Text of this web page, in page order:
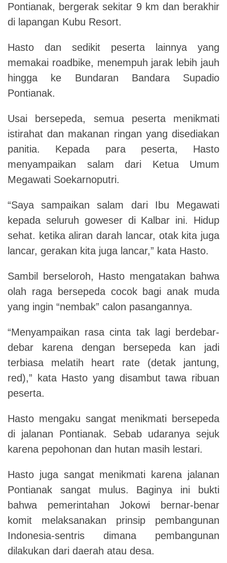
Pontianak, bergerak sekitar 9 km dan berakhir
di lapangan Kubu Resort.
Hasto dan sedikit peserta lainnya yang
memakai roadbike, menempuh jarak lebih jauh
hingga ke Bundaran Bandara Supadio
Pontianak.
Usai bersepeda, semua peserta menikmati
istirahat dan makanan ringan yang disediakan
panitia. Kepada para peserta, Hasto
menyampaikan salam dari Ketua Umum
Megawati Soekarnoputri.
“Saya sampaikan salam dari Ibu Megawati
kepada seluruh goweser di Kalbar ini. Hidup
sehat. ketika aliran darah lancar, otak kita juga
lancar, gerakan kita juga lancar,” kata Hasto.
Sambil berseloroh, Hasto mengatakan bahwa
olah raga bersepeda cocok bagi anak muda
yang ingin “nembak” calon pasangannya.
“Menyampaikan rasa cinta tak lagi berdebar-
debar karena dengan bersepeda kan jadi
terbiasa melatih heart rate (detak jantung,
red),” kata Hasto yang disambut tawa ribuan
peserta.
Hasto mengaku sangat menikmati bersepeda
di jalanan Pontianak. Sebab udaranya sejuk
karena pepohonan dan hutan masih lestari.
Hasto juga sangat menikmati karena jalanan
Pontianak sangat mulus. Baginya ini bukti
bahwa pemerintahan Jokowi bernar-benar
komit melaksanakan prinsip pembangunan
Indonesia-sentris dimana pembangunan
dilakukan dari daerah atau desa.